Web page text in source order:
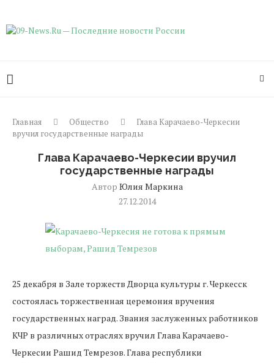
Главная Общество
Глава Карачаево-Черкесии
вручил государственные награды
Глава Карачаево-Черкесии вручил
государственные награды
Автор Юлия Маркина
27.12.2014
25 декабря в Зале торжеств Дворца культуры г. Черкесск
состоялась торжественная церемония вручения
государственных наград. Звания заслуженных работников
КЧР в различных отраслях вручил Глава Карачаево-
Черкесии Рашид Темрезов. Глава республики